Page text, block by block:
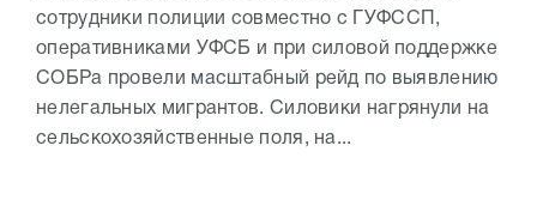
сотрудники полиции совместно с ГУФССП,
оперативниками УФСБ и при силовой поддержке
СОБРа провели масштабный рейд по выявлению
нелегальных мигрантов. Силовики нагрянули на
сельскохозяйственные поля, на...